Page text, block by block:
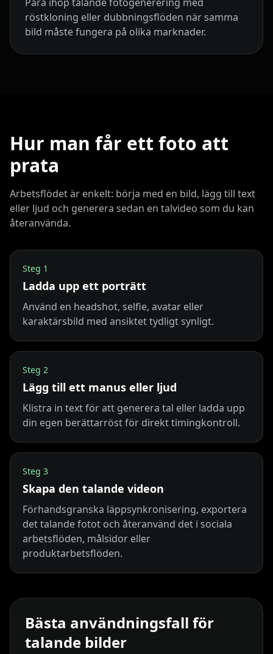
Coach 02 Coach 03 Coach 04
Coach 05 Coach 06 Coach 07
Beauty 04 Beauty 05 Beauty 06
Beauty 10
TV Anchor 03 TV Anchor 04 TV Anchor 05
TV Anchor 06 TV Anchor 07
TV Anchor 09 TV Anchor 10
röstkloning eller dubbningsflöden när samma
bild måste fungera på olika marknader.
Hur man får ett foto att
prata
Arbetsflödet är enkelt: börja med en bild, lägg till text
eller ljud och generera sedan en talvideo som du kan
återanvända.
Steg 1
Ladda upp ett porträtt
Använd en headshot, selfie, avatar eller
karaktärsbild med ansiktet tydligt synligt.
Steg 2
Lägg till ett manus eller ljud
Klistra in text för att generera tal eller ladda upp
din egen berättarröst för direkt timingkontroll.
Steg 3
Skapa den talande videon
Förhandsgranska läppsynkronisering, exportera
det talande fotot och återanvänd det i sociala
arbetsflöden, målsidor eller
produktarbetsflöden.
Bästa användningsfall för
talande bilder